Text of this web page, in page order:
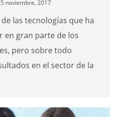
noviembre, 2017
las tecnologías que ha
en gran parte de los
pero sobre todo
en el sector de la